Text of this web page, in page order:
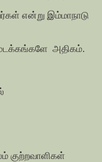
என்று இம்மாநாடு
அதிகம்.
குற்றவாளிகள்